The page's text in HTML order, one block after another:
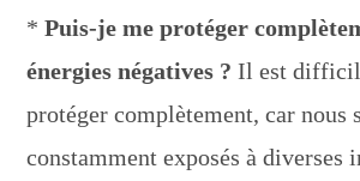
*Puis-je me protéger
énergies négatives ? Il est
protéger complètement, car nous
constamment exposés à diverses